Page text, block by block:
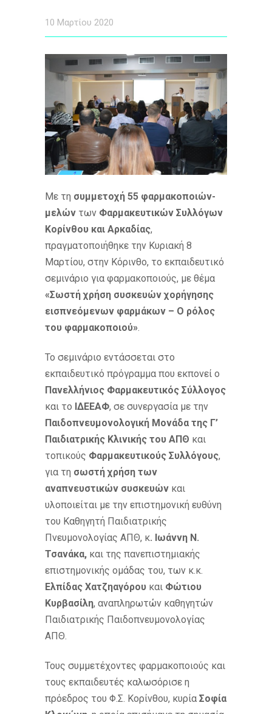
10 Μαρτίου 2020
Με τη συμμετοχή 55 φαρμακοποιών-
μελών των Φαρμακευτικών Συλλόγων
Κορίνθου και Αρκαδίας,
πραγματοποιήθηκε την Κυριακή 8
Μαρτίου, στην Κόρινθο, το εκπαιδευτικό
σεμινάριο για φαρμακοποιούς, με θέμα
«Σωστή χρήση συσκευών χορήγησης
εισπνεόμενων φαρμάκων – Ο ρόλος
του φαρμακοποιού».
Το σεμινάριο εντάσσεται στο
εκπαιδευτικό πρόγραμμα που εκπονεί ο
Πανελλήνιος Φαρμακευτικός Σύλλογος
και το ΙΔΕΕΑΦ, σε συνεργασία με την
Παιδοπνευμονολογική Μονάδα της Γ’
Παιδιατρικής Κλινικής του ΑΠΘ και
τοπικούς Φαρμακευτικούς Συλλόγους,
για τη σωστή χρήση των
αναπνευστικών συσκευών και
υλοποιείται με την επιστημονική ευθύνη
του Καθηγητή Παιδιατρικής
Πνευμονολογίας ΑΠΘ, κ. Ιωάννη Ν.
Τσανάκα, και της πανεπιστημιακής
επιστημονικής ομάδας του, των κ.κ.
Ελπίδας Χατζηαγόρου και Φώτιου
Κυρβασίλη, αναπληρωτών καθηγητών
Παιδιατρικής Παιδοπνευμονολογίας
ΑΠΘ.
Τους συμμετέχοντες φαρμακοποιούς και
τους εκπαιδευτές καλωσόρισε η
πρόεδρος του Φ.Σ. Κορίνθου, κυρία Σοφία